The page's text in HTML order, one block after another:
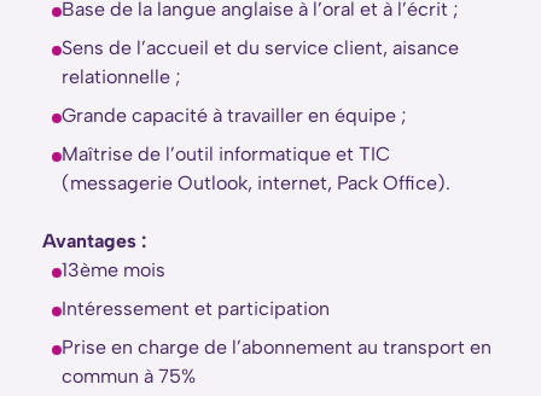
Base de la langue anglaise à l’oral et à l’écrit ;
Sens de l’accueil et du service client, aisance
relationnelle ;
Grande capacité à travailler en équipe ;
Maîtrise de l’outil informatique et TIC
(messagerie Outlook, internet, Pack Office).
Avantages :
13ème mois
Intéressement et participation
Prise en charge de l’abonnement au transport en
commun à 75%